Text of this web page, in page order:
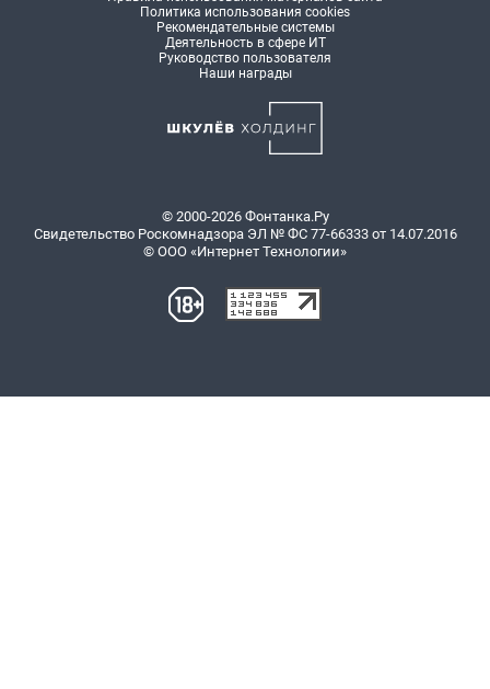
Политика использования cookies
Рекомендательные системы
Деятельность в сфере ИТ
Руководство пользователя
Наши награды
© 2000-2026 Фонтанка.Ру
Свидетельство Роскомнадзора ЭЛ № ФС 77-66333 от 14.07.2016
© ООО «Интернет Технологии»